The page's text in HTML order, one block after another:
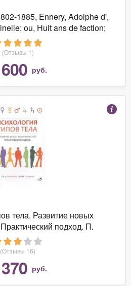
1885, Ennery, Adolphe d',
ou, Huit ans de faction;
de chants en un acte"
(Отзывы 1)
600 руб.
тела. Развитие новых
подход. П.
С. Трощенко
(Отзывы 16)
370 руб.